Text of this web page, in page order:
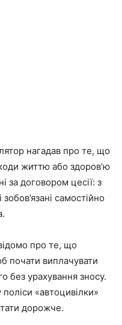
нагадав про те, що
життю або здоров’ю
за договором цесії: з
самостійно
про те, що
почати виплачувати
без урахування зносу.
«автоцивілки»
дорожче.